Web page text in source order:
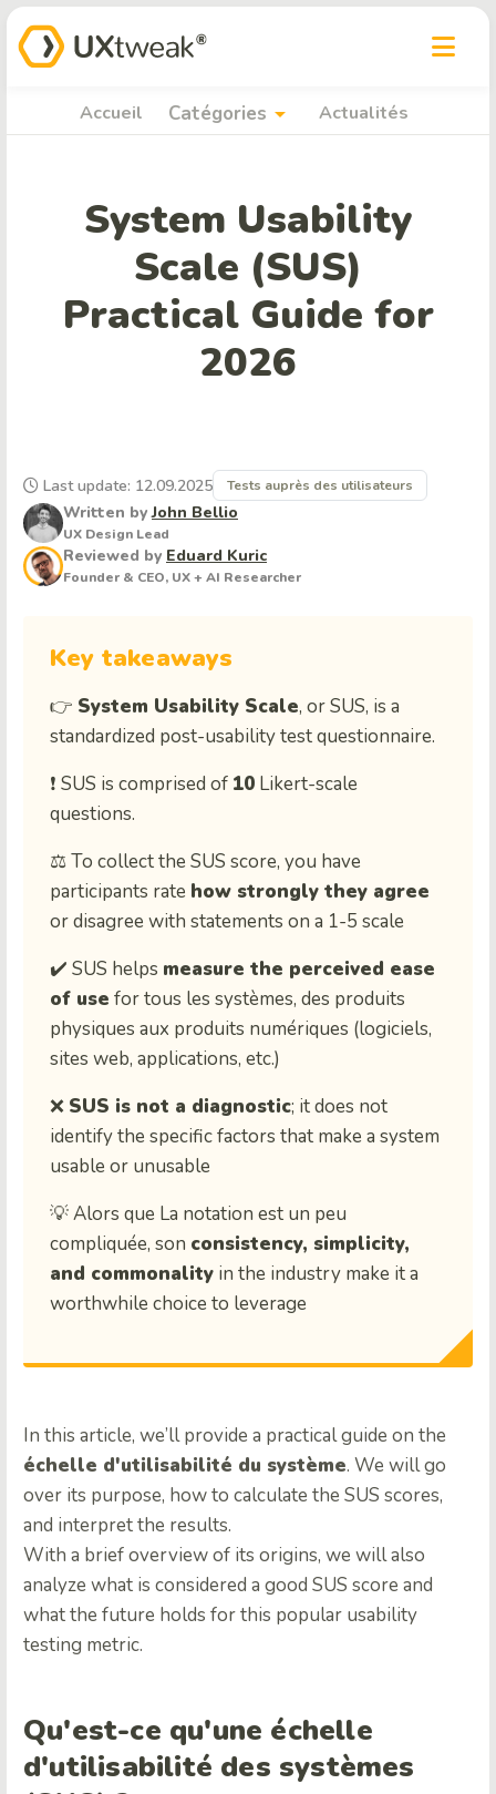
Accueil Catégories arrow_drop_down Actualités
System Usability
Scale (SUS)
Practical Guide for
2026
Written byJohn Bellio
UX Design Lead
Reviewed by Eduard Kuric
Founder & CEO, UX + AI Researcher
Last update: 12.09.2025 Tests auprès des utilisateurs
Key takeaways
👉 System Usability Scale, or SUS, is a
standardized post-usability test questionnaire.
❗ SUS is comprised of 10 Likert-scale
questions.
⚖️ To collect the SUS score, you have
participants rate how strongly they agree
or disagree with statements on a 1-5 scale
✔️ SUS helps measure the perceived ease
of use fortous les systèmes, des produits
physiques aux produits numériques (logiciels,
sites web, applications, etc.)
❌ SUS is not a diagnostic; it does not
identify the specific factors that make a system
usable or unusable
💡 Alors que La notation est un peu
compliquée, son consistency, simplicity,
and commonality in the industry make it a
worthwhile choice to leverage
In this article, we’ll provide a practical guide on the
échelle d'utilisabilité du système. We will go
over its purpose, how to calculate the SUS scores,
and interpret the results.
With a brief overview of its origins, we will also
analyze what is considered a good SUS score and
what the future holds for this popular usability
testing metric.
Qu'est-ce qu'une échelle
d'utilisabilité des systèmes